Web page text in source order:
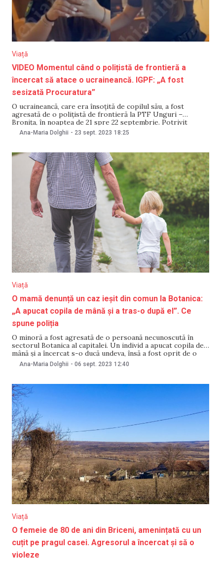
Viață
VIDEO Momentul când o polițistă de frontieră a
încercat să atace o ucraineancă. IGPF: „A fost
sesizată Procuratura”
O ucraineancă, care era însoțită de copilul său, a fost
agresată de o polițistă de frontieră la PTF Unguri –
Bronița, în noaptea de 21 spre 22 septembrie. Potrivit
victimei, angajata Poliției de Frontieră ar fi fost „beată”.
Contactat de NM, Inspectoratul General al Poliției de
Ana-Maria Dolghii - 23 sept. 2023 18:25
Viață
O mamă denunță un caz ieșit din comun la Botanica:
„A apucat copila de mână și a tras-o după el”. Ce
spune poliția
O minoră a fost agresată de o persoană necunoscută în
sectorul Botanica al capitalei. Un individ a apucat copila de
mână și a încercat s-o ducă undeva, însă a fost oprit de o
femeie care a sărit în ajutorul fetei. Întâmplarea a fost
relatată pe Facebook de mama fetei. Contactată
Ana-Maria Dolghii - 06 sept. 2023 12:40
Viață
O femeie de 80 de ani din Briceni, amenințată cu un
cuțit pe pragul casei. Agresorul a încercat și să o
violeze